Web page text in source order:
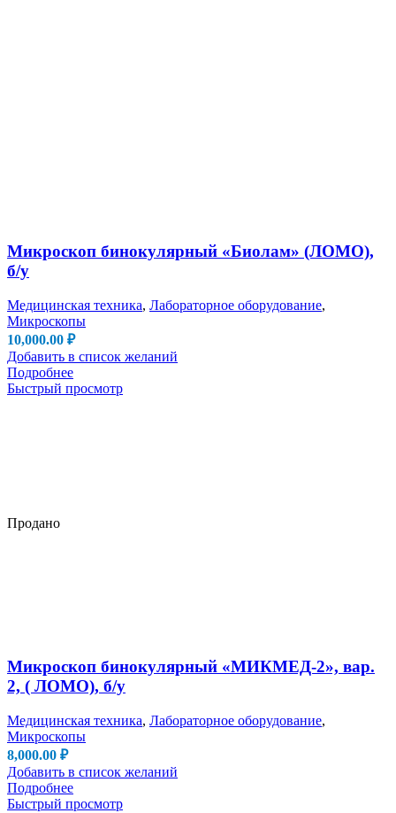
Продано
Микроскоп бинокулярный «Биолам» (ЛОМО),
б/у
Медицинская техника, Лабораторное оборудование,
Микроскопы
10,000.00 ₽
Добавить в список желаний
Подробнее
Быстрый просмотр
Микроскоп бинокулярный «МИКМЕД-2», вар.
2, ( ЛОМО), б/у
Медицинская техника, Лабораторное оборудование,
Микроскопы
8,000.00 ₽
Добавить в список желаний
Подробнее
Быстрый просмотр